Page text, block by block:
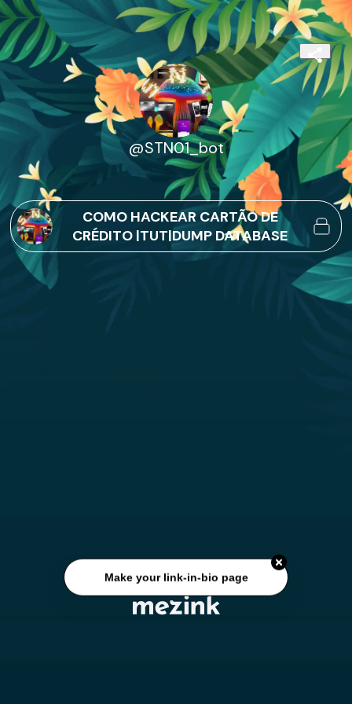
@STN01_bot
COMO HACKEAR CARTÃO DE
CRÉDITO |TUT|DUMP DATABASE
Make your link-in-bio page